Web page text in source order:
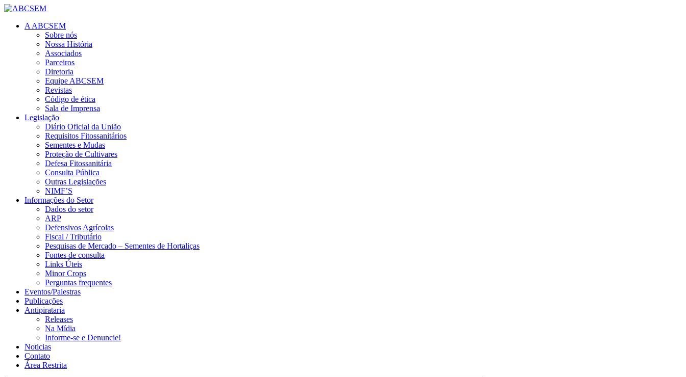
A ABCSEM
Sobre nós
Nossa História
Associados
Parceiros
Diretoria
Equipe ABCSEM
Revistas
Código de ética
Sala de Imprensa
Legislação
Diário Oficial da União
Requisitos Fitossanitários
Sementes e Mudas
Proteção de Cultivares
Defesa Fitossanitária
Consulta Pública
Outras Legislações
NIMF’S
Informações do Setor
Dados do setor
ARP
Defensivos Agrícolas
Fiscal / Tributário
Pesquisas de Mercado – Sementes de Hortaliças
Fontes de consulta
Links Úteis
Minor Crops
Perguntas frequentes
Eventos/Palestras
Publicações
Antipirataria
Releases
Na Mídia
Informe-se e Denuncie!
Noticias
Contato
Área Restrita